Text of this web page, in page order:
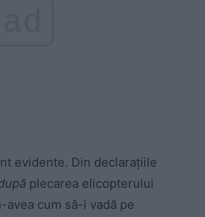
evidente. Din declaraţiile
plecarea elicopterului
cum să-i vadă pe